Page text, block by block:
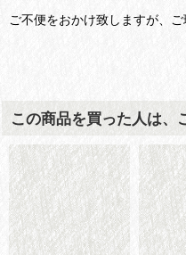
ご不便をおかけ致しますが、
この商品を買った人は、